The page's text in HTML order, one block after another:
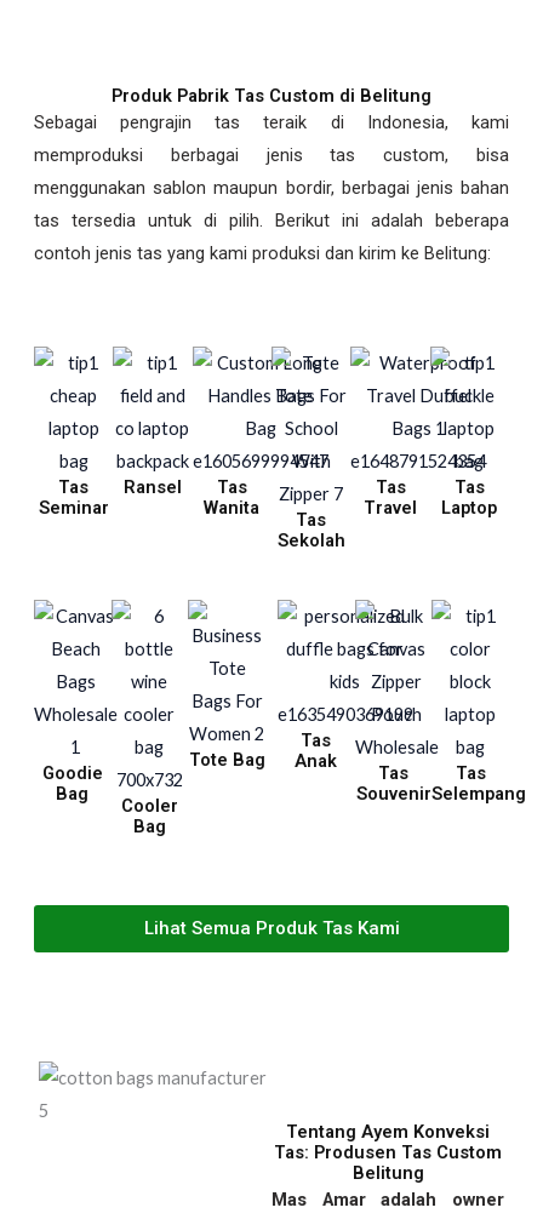
Produk Pabrik Tas Custom di Belitung
Sebagai pengrajin tas teraik di Indonesia, kami
memproduksi berbagai jenis tas custom, bisa
menggunakan sablon maupun bordir, berbagai jenis bahan
tas tersedia untuk di pilih. Berikut ini adalah beberapa
contoh jenis tas yang kami produksi dan kirim ke Belitung:
Tas
Seminar
Ransel
Tas
Wanita
Tas
Sekolah
Tas
Travel
Tas
Laptop
Goodie
Bag
Cooler
Bag
Tote Bag
Tas
Anak
Tas
Souvenir
Tas
Selempang
Lihat Semua Produk Tas Kami
Tentang Ayem Konveksi
Tas: Produsen Tas Custom
Belitung
Mas Amar adalah owner